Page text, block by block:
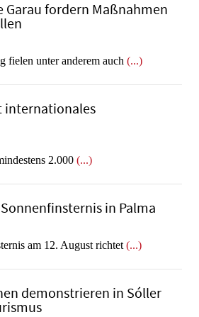
Garau fordern Maßnahmen
fielen unter anderem auch (...)
internationales
2.000 (...)
in Palma
am 12. August richtet (...)
demonstrieren in Sóller